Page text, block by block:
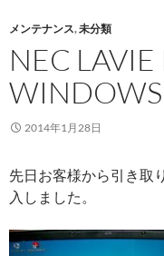
キ
ッ
プ
メンテナンス,未分類
NEC
2014年1月28日
先日お客様から引き取
入しました。